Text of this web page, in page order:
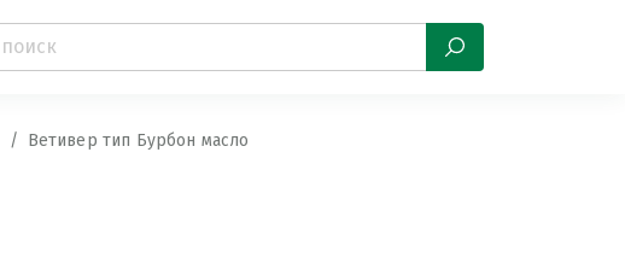
Ветивер тип Бурбон масло